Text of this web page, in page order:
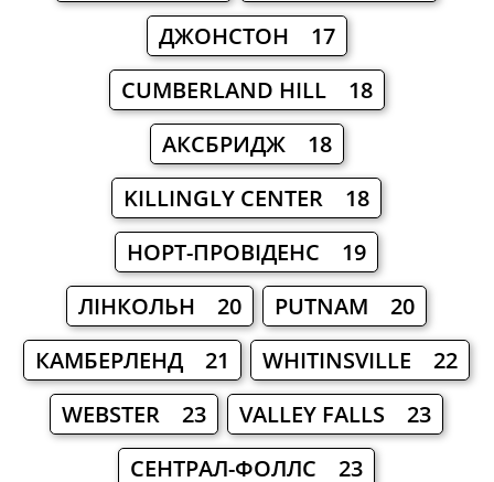
ДЖОНСТОН 17
CUMBERLAND HILL 18
АКСБРИДЖ 18
KILLINGLY CENTER 18
НОРТ-ПРОВІДЕНС 19
ЛІНКОЛЬН 20
PUTNAM 20
КАМБЕРЛЕНД 21
WHITINSVILLE 22
WEBSTER 23
VALLEY FALLS 23
СЕНТРАЛ-ФОЛЛС 23